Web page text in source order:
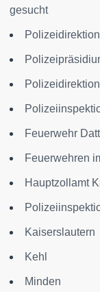
gesucht
Feuerwehr
Feuerwehren
Hauptzollamt
Kaiserslautern
Kehl
Minden